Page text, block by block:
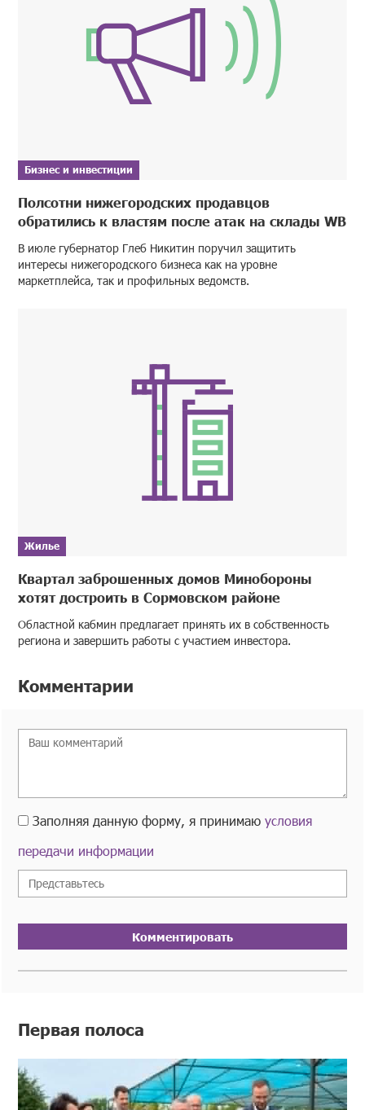
Бизнес и инвестиции
Полсотни нижегородских продавцов
обратились к властям после атак на склады WB
В июле губернатор Глеб Никитин поручил защитить
интересы нижегородского бизнеса как на уровне
маркетплейса, так и профильных ведомств.
Жилье
Квартал заброшенных домов Минобороны
хотят достроить в Сормовском районе
Областной кабмин предлагает принять их в собственность
региона и завершить работы с участием инвестора.
Комментарии
Заполняя данную форму, я принимаюусловия
передачи информации
Комментировать
Первая полоса